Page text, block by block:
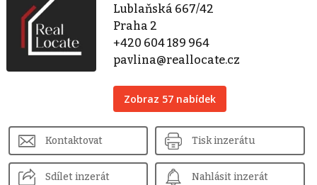
Lublaňská 667/42
Praha 2
+420 604 189 964
pavlina@reallocate.cz
Zobraz 57 nabídek
Kontaktovat Tisk inzerátu
Sdílet inzerát Nahlásit inzerát